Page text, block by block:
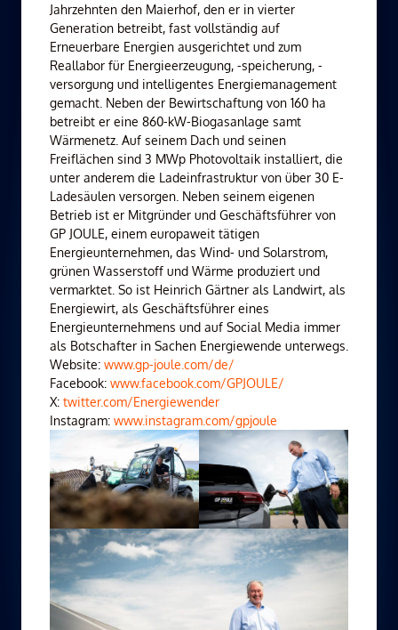
Jahrzehnten den Maierhof, den er in vierter
Generation betreibt, fast vollständig auf
Erneuerbare Energien ausgerichtet und zum
Reallabor für Energieerzeugung, -speicherung, -
versorgung und intelligentes Energiemanagement
gemacht. Neben der Bewirtschaftung von 160 ha
betreibt er eine 860-kW-Biogasanlage samt
Wärmenetz. Auf seinem Dach und seinen
Freiflächen sind 3 MWp Photovoltaik installiert, die
unter anderem die Ladeinfrastruktur von über 30 E-
Ladesäulen versorgen. Neben seinem eigenen
Betrieb ist er Mitgründer und Geschäftsführer von
GP JOULE, einem europaweit tätigen
Energieunternehmen, das Wind- und Solarstrom,
grünen Wasserstoff und Wärme produziert und
vermarktet. So ist Heinrich Gärtner als Landwirt, als
Energiewirt, als Geschäftsführer eines
Energieunternehmens und auf Social Media immer
als Botschafter in Sachen Energiewende unterwegs.
Website: www.gp-joule.com/de/
Facebook: www.facebook.com/GPJOULE/
X: twitter.com/Energiewender
Instagram: www.instagram.com/gpjoule